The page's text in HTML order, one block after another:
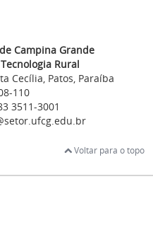
Campina Grande
Rural
Cecília, Patos, Paraíba
110
3511-3001
Voltar para o topo